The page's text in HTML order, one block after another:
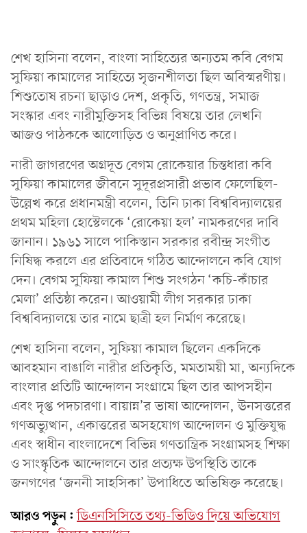
শেখ হাসিনা বলেন, বাংলা সাহিত্যের অন্যতম কবি বেগম
সুফিয়া কামালের সাহিত্যে সৃজনশীলতা ছিল অবিস্মরণীয়।
শিশুতোষ রচনা ছাড়াও দেশ, প্রকৃতি, গণতন্ত্র, সমাজ
সংস্কার এবং নারীমুক্তিসহ বিভিন্ন বিষয়ে তার লেখনি
আজও পাঠককে আলোড়িত ও অনুপ্রাণিত করে।
নারী জাগরণের অগ্রদূত বেগম রোকেয়ার চিন্তধারা কবি
সুফিয়া কামালের জীবনে সুদূরপ্রসারী প্রভাব ফেলেছিল-
উল্লেখ করে প্রধানমন্ত্রী বলেন, তিনি ঢাকা বিশ্ববিদ্যালয়ের
প্রথম মহিলা হোস্টেলকে ‘রোকেয়া হল’ নামকরণের দাবি
জানান। ১৯৬১ সালে পাকিস্তান সরকার রবীন্দ্র সংগীত
নিষিদ্ধ করলে এর প্রতিবাদে গঠিত আন্দোলনে কবি যোগ
দেন। বেগম সুফিয়া কামাল শিশু সংগঠন ‘কচি-কাঁচার
মেলা’ প্রতিষ্ঠা করেন। আওয়ামী লীগ সরকার ঢাকা
বিশ্ববিদ্যালয়ে তার নামে ছাত্রী হল নির্মাণ করেছে।
শেখ হাসিনা বলেন, সুফিয়া কামাল ছিলেন একদিকে
আবহমান বাঙালি নারীর প্রতিকৃতি, মমতাময়ী মা, অন্যদিকে
বাংলার প্রতিটি আন্দোলন সংগ্রামে ছিল তার আপসহীন
এবং দৃপ্ত পদচারণা। বায়ান্ন’র ভাষা আন্দোলন, ঊনসত্তরের
গণঅভ্যুত্থান, একাত্তরের অসহযোগ আন্দোলন ও মুক্তিযুদ্ধ
এবং স্বাধীন বাংলাদেশে বিভিন্ন গণতান্ত্রিক সংগ্রামসহ শিক্ষা
ও সাংস্কৃতিক আন্দোলনে তার প্রত্যক্ষ উপস্থিতি তাকে
জনগণের ‘জননী সাহসিকা’ উপাধিতে অভিষিক্ত করেছে।
আরও পড়ুন: ডিএনসিসিতে তথ্য-ভিডিও দিয়ে অভিযোগ